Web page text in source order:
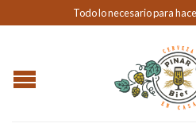
Todo lo necesario para